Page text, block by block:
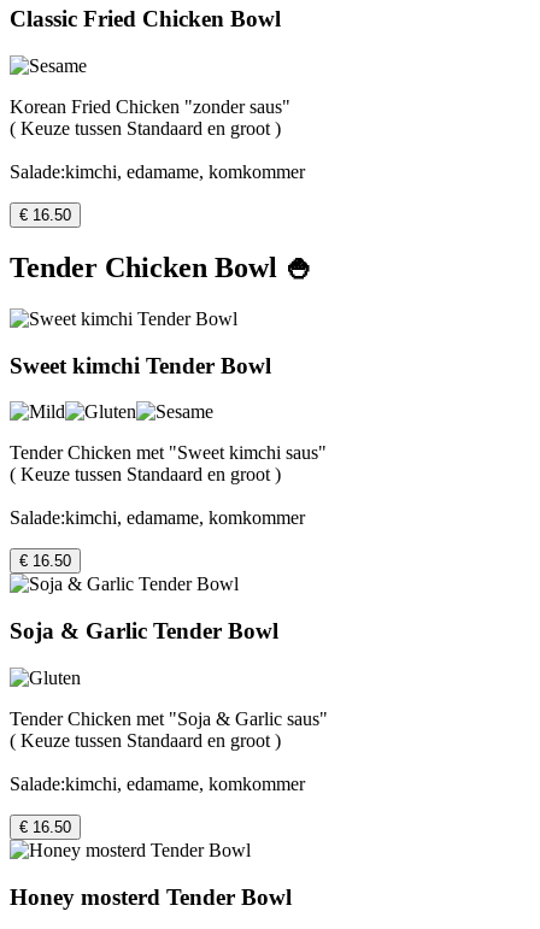
Classic Fried Chicken Bowl
Korean Fried Chicken "zonder saus"
( Keuze tussen Standaard en groot )
Salade:kimchi, edamame, komkommer
€ 16.50
Tender Chicken Bowl 🍚
Sweet kimchi Tender Bowl
Tender Chicken met "Sweet kimchi saus"
( Keuze tussen Standaard en groot )
Salade:kimchi, edamame, komkommer
€ 16.50
Soja & Garlic Tender Bowl
Tender Chicken met "Soja & Garlic saus"
( Keuze tussen Standaard en groot )
Salade:kimchi, edamame, komkommer
€ 16.50
Honey mosterd Tender Bowl